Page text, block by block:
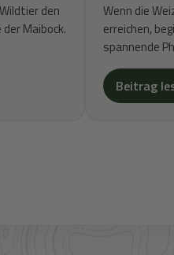
den
Maibock.
Wenn die
erreichen,
spannende
Beitrag